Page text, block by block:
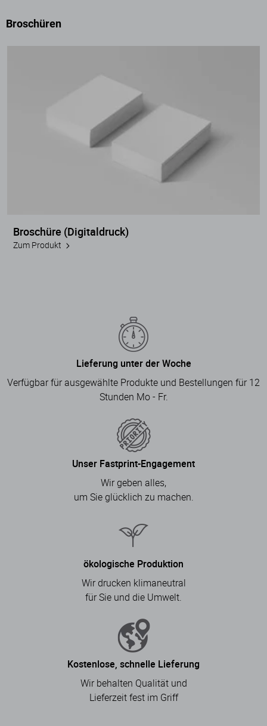
Broschüren
Broschüre (Digitaldruck)
Zum Produkt
Lieferung unter der Woche
Verfügbar für ausgewählte Produkte und Bestellungen für 12
Stunden Mo - Fr.
Unser Fastprint-Engagement
Wir geben alles,
um Sie glücklich zu machen.
ökologische Produktion
Wir drucken klimaneutral
für Sie und die Umwelt.
Kostenlose, schnelle Lieferung
Wir behalten Qualität und
Lieferzeit fest im Griff